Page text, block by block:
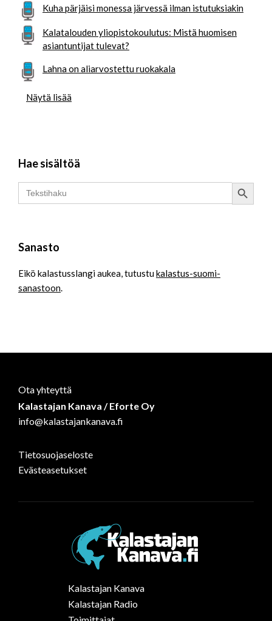
Kuha pärjäisi monessa järvessä ilman istutuksiakin
Kalatalouden yliopistokoulutus: Mistä huomisen
asiantuntijat tulevat?
Lahna on aliarvostettu ruokakala
Näytä lisää
Hae sisältöä
Search
for:
Search Button
Sanasto
Eikö kalastusslangi aukea, tutustukalastus-suomi-
sanastoon.
Ota yhteyttä
Kalastajan Kanava / Eforte Oy
info@kalastajankanava.fi
Tietosuojaseloste
Evästeasetukset
Kalastajan Kanava
Kalastajan Radio